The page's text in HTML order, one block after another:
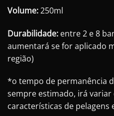
Volume:250ml
Durabilidade: entre 2 e 8
aumentará se for aplicado
região)
*o tempo de permanência
sempre estimado, irá variar
características de pelagens